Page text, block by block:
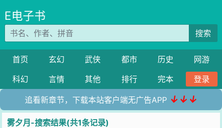
E电子书
搜索
首页 玄幻 武侠 都市 历史
网游
科幻
言情 其他 排行 完本 登录
追看新章节，下载本站客户端无广告APP ↓↓↓
雾夕月-搜索结果(共1条记录)